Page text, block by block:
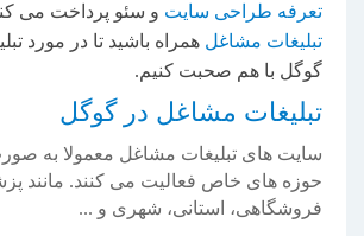
تعرفه طراحی سایت و سئو پرداخت می
تبلیغات مشاغل همراه باشید تا در مورد
گوگل با هم صحبت کنیم.
تبلیغات مشاغل در گوگل
سایت های تبلیغات مشاغل معمولا به
حوزه های خاص فعالیت می کنند. مانند
فروشگاهی، استانی، شهری و ...